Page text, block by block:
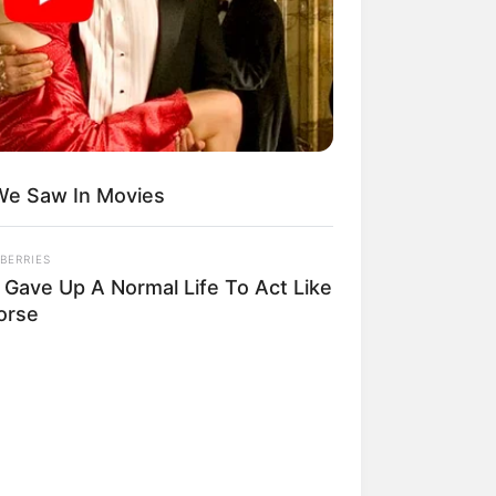
Saw In Movies
Gave Up A Normal Life To Act Like